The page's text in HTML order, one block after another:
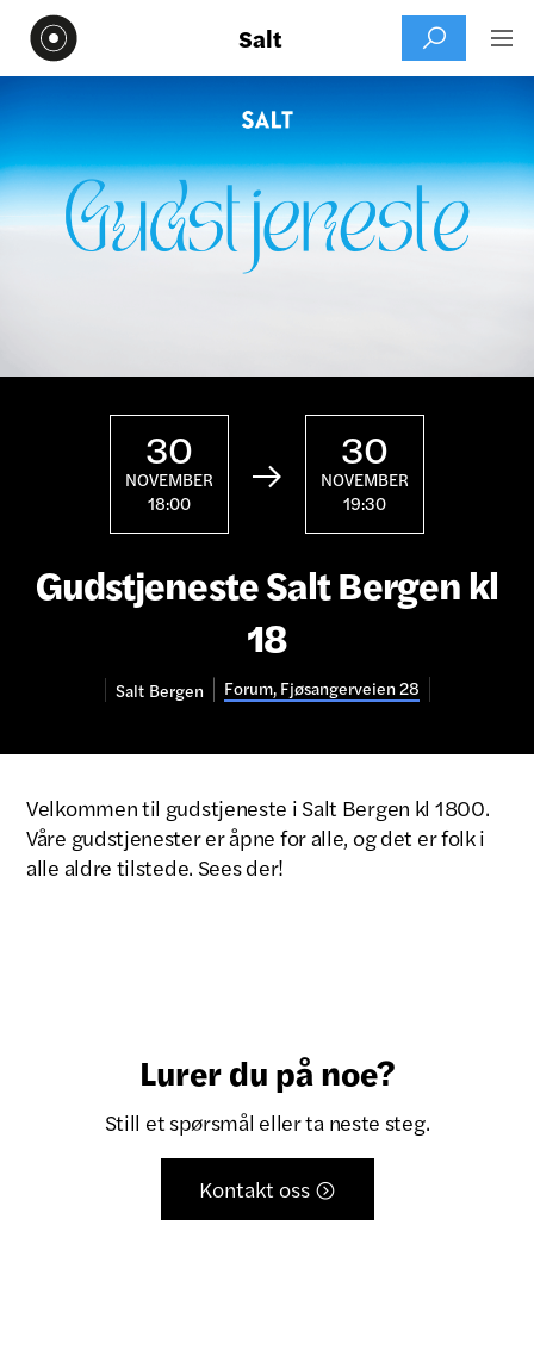
Salt  
30
NOVEMBER
18:00

30
NOVEMBER
19:30
Gudstjeneste Salt Bergen kl
18
Salt Bergen Forum, Fjøsangerveien 28
Velkommen til gudstjeneste i Salt Bergen kl 1800.
Våre gudstjenester er åpne for alle, og det er folk i
alle aldre tilstede. Sees der!
Lurer du på noe?
Still et spørsmål eller ta neste steg.
Kontakt oss 